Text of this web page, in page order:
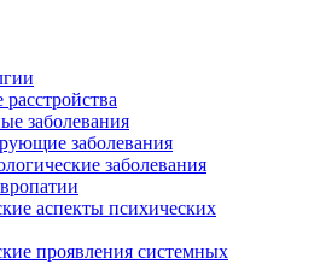
заболевания
заболевания
заболевания
аспекты психических
проявления системных